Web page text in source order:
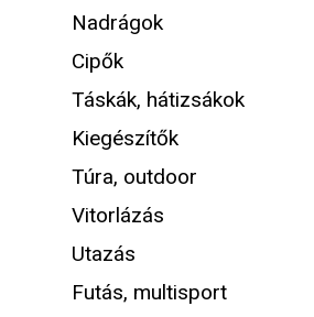
Nadrágok
Cipők
Táskák, hátizsákok
Kiegészítők
Túra, outdoor
Vitorlázás
Utazás
Futás, multisport